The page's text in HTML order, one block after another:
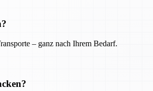
– ganz nach Ihrem Bedarf.